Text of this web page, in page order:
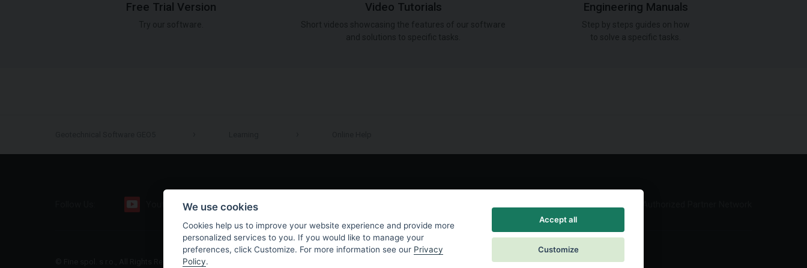
Free Trial Version Video Tutorials Engineering Manuals
Facebook
© Fine spol. s r.o., All Rights Reserved |Sitemap
We use cookies
Cookies help us to improve your website experience and provide more
personalized services to you. If you would like to manage your
preferences, click Customize. For more information see our Privacy
Policy.
Accept all
Customize